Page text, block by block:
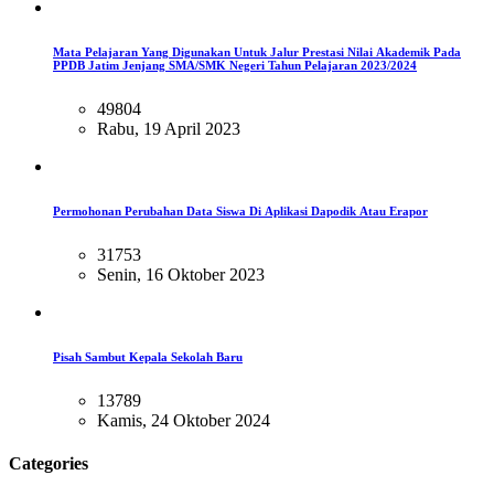
Mata Pelajaran Yang Digunakan Untuk Jalur Prestasi Nilai Akademik Pada
PPDB Jatim Jenjang SMA/SMK Negeri Tahun Pelajaran 2023/2024
49804
Rabu, 19 April 2023
Permohonan Perubahan Data Siswa Di Aplikasi Dapodik Atau Erapor
31753
Senin, 16 Oktober 2023
Pisah Sambut Kepala Sekolah Baru
13789
Kamis, 24 Oktober 2024
Categories